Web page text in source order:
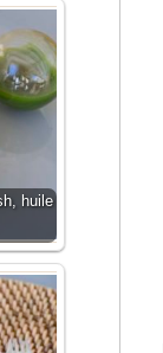
huile